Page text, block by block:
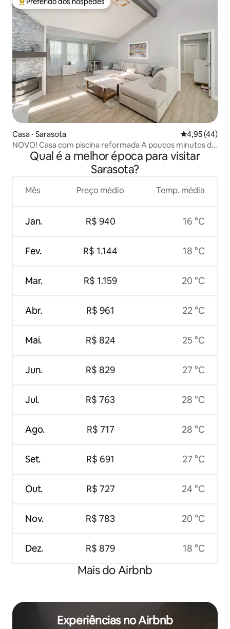
Entre os melhores preferidos dos hóspedes
Casa ⋅ Sarasota 4,95 de uma
4,95 (44)
NOVO! Casa com piscina reformada A poucos minutos da
praia de Siesta Key
Qual é a melhor época para visitar
Sarasota?
Mês
Jan.
Fev.
Mar.
Abr.
Mai.
Jun.
Jul.
Ago.
Set.
Out.
Nov.
Dez.
Preço médio
R$ 940
R$ 1.144
R$ 1.159
R$ 961
R$ 824
R$ 829
R$ 763
R$ 717
R$ 691
R$ 727
R$ 783
R$ 879
Temp. média
16 °C
18 °C
20 °C
22 °C
25 °C
27 °C
28 °C
28 °C
27 °C
24 °C
20 °C
18 °C
Mais do Airbnb
Experiências no Airbnb